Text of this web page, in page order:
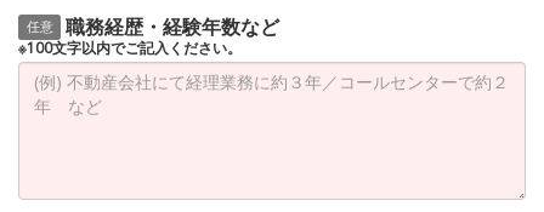
任意 職務経歴・経験年数など
※100文字以内でご記入ください。